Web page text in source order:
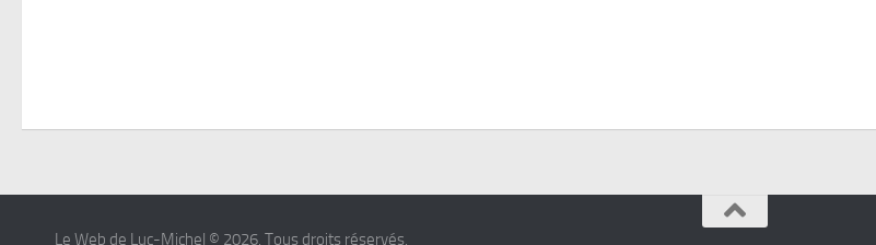
Le Web de Luc-Michel © 2026. Tous droits réservés.